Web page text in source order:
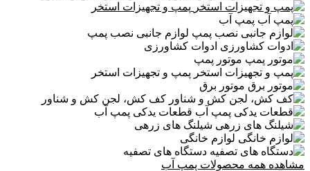
پمپ و تجهیزات استخر
پمپ آب
لوازم جانبی نصب پمپ
ادوات کشاورزی
موتور پمپ
پمپ و تجهیزات استخر
موتور برق
کف کش، لجن کش و شناور
قطعات یدکی پمپ آب
شیلنگ های زرهی
لوازم خانگی
دستگاه های تصفیه
مشاهده همه محصولات پمپ آب